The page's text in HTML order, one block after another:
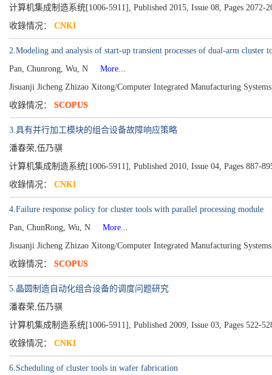
计算机集成制造系统[1006-5911], Published 2015, Issue 08, Pages 2072-
收錄情况： CNKI
2.Modeling and analysis of start-up transient processes of dual-arm cluster
Pan, Chunrong, Wu, N
More...
Jisuanji Jicheng Zhizao Xitong/Computer Integrated Manufacturing
收錄情况： SCOPUS
3.具有并行加工模块的组合设备故障响应策略
潘春荣,伍乃骐
计算机集成制造系统[1006-5911], Published 2010, Issue 04, Pages 887-
收錄情况： CNKI
4.Failure response policy for cluster tools with parallel processing module
Pan, ChunRong, Wu, N
More...
Jisuanji Jicheng Zhizao Xitong/Computer Integrated Manufacturing
收錄情况： SCOPUS
5.晶圆制造自动化组合设备的调度问题研究
潘春荣,伍乃骐
计算机集成制造系统[1006-5911], Published 2009, Issue 03, Pages 522-
收錄情况： CNKI
6.Scheduling of cluster tools in wafer fabrication